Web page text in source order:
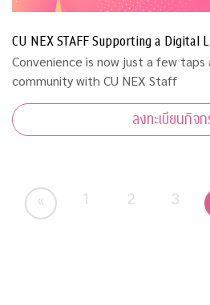
CU NEX STAFF Supporting a Digital
Convenience is now just a few taps
community with CU NEX Staff
ลงทะเบียนกิจ
« 1 2 3